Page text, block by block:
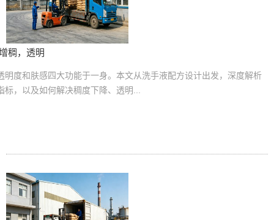
稠，透明
度和肤感四大功能于一身。本文从洗手液配方设计出发，深度解析
，以及如何解决稠度下降、透明...